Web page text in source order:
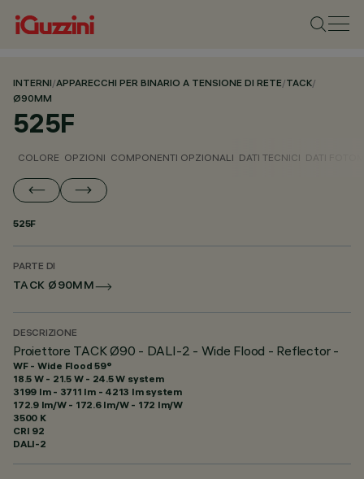
INTERNI/APPARECCHI PER BINARIO A TENSIONE DI RETE/TACK/
Ø90MM
525F
COLORE OPZIONI COMPONENTI OPZIONALI DATI TECNICI DATI
525F
PARTE DI
TACK Ø90MM
DESCRIZIONE
Proiettore TACK Ø90 - DALI-2 - Wide Flood - Reflector -
WF - Wide Flood 59°
18.5 W - 21.5 W - 24.5 W system
3199 lm - 3711 lm - 4213 lm system
172.9 lm/W - 172.6 lm/W - 172 lm/W
3500 K
CRI 92
DALI-2